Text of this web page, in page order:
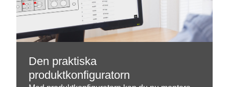
Den praktiska
produktkonfiguratorn